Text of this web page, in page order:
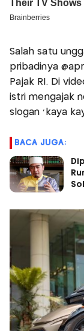
Salah satu
pribadinya
Pajak RI. Di
istri mengajak
slogan 'kaya
BACA JUGA: